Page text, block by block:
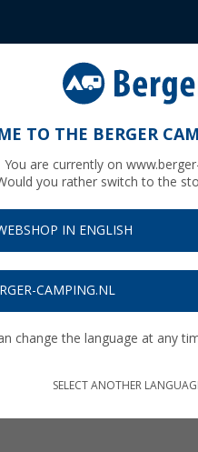
HP vignetschraper
TO THE BERGER
You are currently on
you rather switch to the
IN ENGLISH
CAMPING.NL
change the language at any
SELECT ANOTHER